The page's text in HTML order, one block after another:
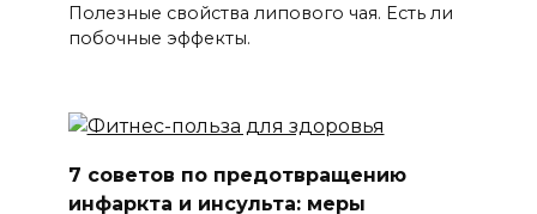
Полезные свойства липового чая. Есть ли
побочные эффекты.
7 советов по предотвращению
инфаркта и инсульта: меры